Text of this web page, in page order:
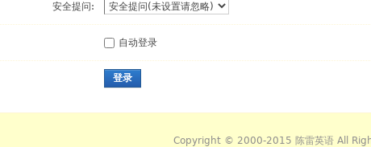
安全提问:
自动登录
登录
Copyright © 2000-2015 陈雷英语 All